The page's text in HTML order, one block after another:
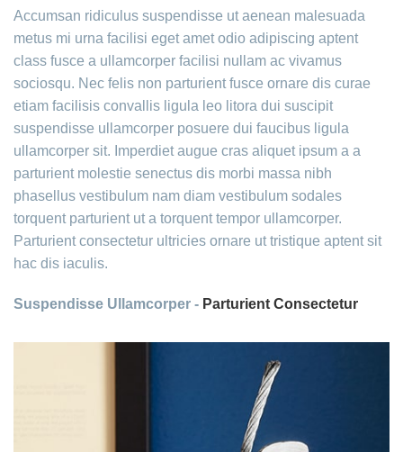
Accumsan ridiculus suspendisse ut aenean malesuada
metus mi urna facilisi eget amet odio adipiscing aptent
class fusce a ullamcorper facilisi nullam ac vivamus
sociosqu. Nec felis non parturient fusce ornare dis curae
etiam facilisis convallis ligula leo litora dui suscipit
suspendisse ullamcorper posuere dui faucibus ligula
ullamcorper sit. Imperdiet augue cras aliquet ipsum a a
parturient molestie senectus dis morbi massa nibh
phasellus vestibulum nam diam vestibulum sodales
torquent parturient ut a torquent tempor ullamcorper.
Parturient consectetur ultricies ornare ut tristique aptent sit
hac dis iaculis.
Suspendisse Ullamcorper - Parturient Consectetur